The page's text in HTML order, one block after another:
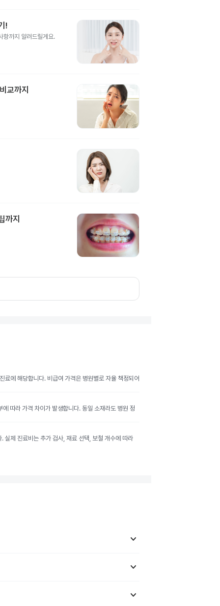
!
항까지 알려드릴게요.
교까지
까지
에 해당합니다. 비급여 가격은 병원별로 자율 책정되어
따라 가격 차이가 발생합니다. 동일 소재라도 병원 정
실제 진료비는 추가 검사, 재료 선택, 보철 개수에 따라
keyboard_arrow_down
keyboard_arrow_down
keyboard_arrow_down